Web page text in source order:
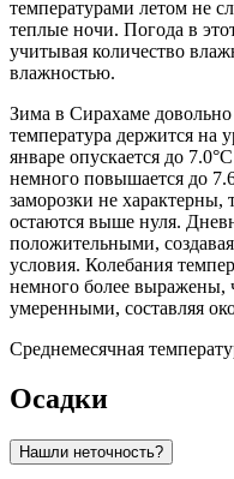
температурами летом не
теплые ночи. Погода в
учитывая количество
влажностью.
Зима в Сирахаме довольно
температура держится на
январе опускается до
немного повышается до
заморозки не
остаются выше нуля.
положительными,
условия. Колебания
немного более выражены,
умеренными, составляя
Среднемесячная
Осадки
Нашли неточность?